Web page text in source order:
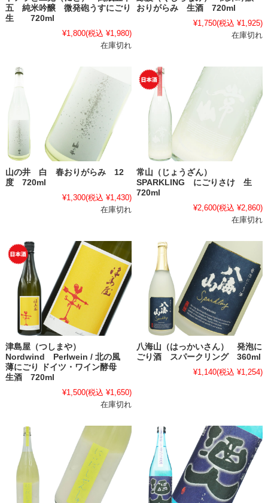
五 純米吟醸 微発砲うすにごり
生 720ml
¥1,800(税込 ¥1,980)
在庫切れ
おりがらみ 生酒 720ml
¥1,750(税込 ¥1,925)
在庫切れ
山の井 白 春おりがらみ 12
度 720ml
¥1,300(税込 ¥1,430)
在庫切れ
常山（じょうざん）
SPARKLING にごりさけ 生
720ml
¥2,600(税込 ¥2,860)
在庫切れ
津島屋（つしまや）
Nordwind Perlwein / 北の風
薄にごり ドイツ・ワイン酵母
生酒 720ml
¥1,500(税込 ¥1,650)
在庫切れ
八海山（はっかいさん） 発泡に
ごり酒 スパークリング 360ml
¥1,140(税込 ¥1,254)